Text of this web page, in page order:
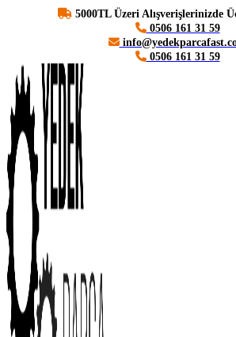
5000TL Üzeri Alışverişlerinizde
0506 161 31 59
0506 161 31 59